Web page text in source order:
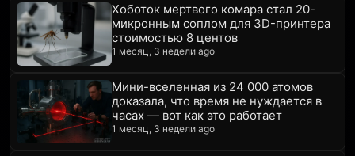
Хоботок мертвого комара стал 20-
микронным соплом для 3D-принтера
стоимостью 8 центов
1 месяц, 3 недели ago
Мини-вселенная из 24 000 атомов
доказала, что время не нуждается в
часах — вот как это работает
1 месяц, 3 недели ago